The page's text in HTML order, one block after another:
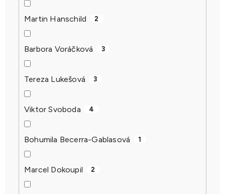
Martin Hanschild 2
Barbora Voráčková 3
Tereza Lukešová 3
Viktor Svoboda 4
Bohumila Becerra-Gablasová 1
Marcel Dokoupil 2